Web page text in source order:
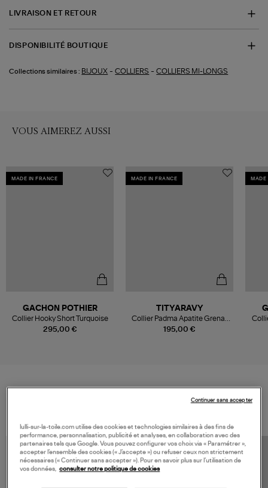
LIVRAISON ET RETOUR
DISPONIBILITÉ BOUTIQUE
Collections similaires : BIJOUX -COLLIERS -COLLIERS MI-LONGS
VOUS AIMEREZ AUSSI
MADE IN FRANCE
295,00 €
GACHON POTHIER
Collier Hooky Short Turquoise
MADE IN FRANCE
195,00 €
TITYARAVY
Collier Padma Apatite Grenat
Argent Doré
MADE
lulli-sur-la-toile.com utilise des cookies et technologies similaires à des fins de
performance, personnalisation, publicité et analyses, en collaboration avec des
partenaires tels que Google. Vous pouvez configurer vos choix via « Paramétrer »,
accepter l’ensemble des cookies (« J’accepte ») ou refuser ceux non strictement
nécessaires (« Continuer sans accepter »). Pour en savoir plus sur l’utilisation de
vos données, consulter notre politique de cookies
Continuer sans accepter